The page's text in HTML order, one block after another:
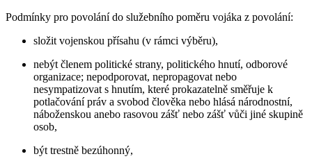
Podmínky pro povolání do služebního poměru vojáka z povolání:
složit vojenskou přísahu (v rámci výběru),
nebýt členem politické strany, politického hnutí, odborové
organizace; nepodporovat, nepropagovat nebo
nesympatizovat s hnutím, které prokazatelně směřuje k
potlačování práv a svobod člověka nebo hlásá národnostní,
náboženskou anebo rasovou zášť nebo zášť vůči jiné skupině
osob,
být trestně bezúhonný,